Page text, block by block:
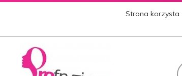
Strona korzysta